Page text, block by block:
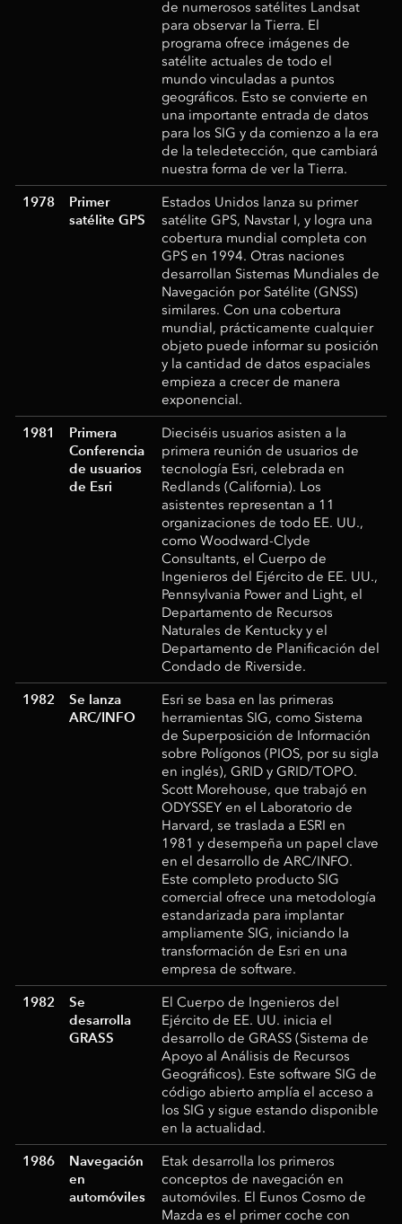
de numerosos satélites Landsat
para observar la Tierra. El
programa ofrece imágenes de
satélite actuales de todo el
mundo vinculadas a puntos
geográficos. Esto se convierte en
una importante entrada de datos
para los SIG y da comienzo a la era
de la teledetección, que cambiará
nuestra forma de ver la Tierra.
1978
Primer
satélite GPS
Estados Unidos lanza su primer
satélite GPS, Navstar I, y logra una
cobertura mundial completa con
GPS en 1994. Otras naciones
desarrollan Sistemas Mundiales de
Navegación por Satélite (GNSS)
similares. Con una cobertura
mundial, prácticamente cualquier
objeto puede informar su posición
y la cantidad de datos espaciales
empieza a crecer de manera
exponencial.
1981
Primera
Conferencia
de usuarios
de Esri
Dieciséis usuarios asisten a la
primera reunión de usuarios de
tecnología Esri, celebrada en
Redlands (California). Los
asistentes representan a 11
organizaciones de todo EE. UU.,
como Woodward-Clyde
Consultants, el Cuerpo de
Ingenieros del Ejército de EE. UU.,
Pennsylvania Power and Light, el
Departamento de Recursos
Naturales de Kentucky y el
Departamento de Planificación del
Condado de Riverside.
1982
Se lanza
ARC/INFO
Esri se basa en las primeras
herramientas SIG, como Sistema
de Superposición de Información
sobre Polígonos (PIOS, por su sigla
en inglés), GRID y GRID/TOPO.
Scott Morehouse, que trabajó en
ODYSSEY en el Laboratorio de
Harvard, se traslada a ESRI en
1981 y desempeña un papel clave
en el desarrollo de ARC/INFO.
Este completo producto SIG
comercial ofrece una metodología
estandarizada para implantar
ampliamente SIG, iniciando la
transformación de Esri en una
empresa de software.
1982
Se
desarrolla
GRASS
El Cuerpo de Ingenieros del
Ejército de EE. UU. inicia el
desarrollo de GRASS (Sistema de
Apoyo al Análisis de Recursos
Geográficos). Este software SIG de
código abierto amplía el acceso a
los SIG y sigue estando disponible
en la actualidad.
1986
Navegación
en
automóviles
Etak desarrolla los primeros
conceptos de navegación en
automóviles. El Eunos Cosmo de
Mazda es el primer coche con